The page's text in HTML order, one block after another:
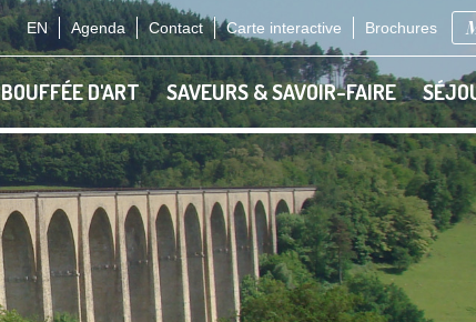
EN Agenda Contact Carte interactive Brochures
BOUFFÉE D'ART SAVEURS & SAVOIR-FAIRE